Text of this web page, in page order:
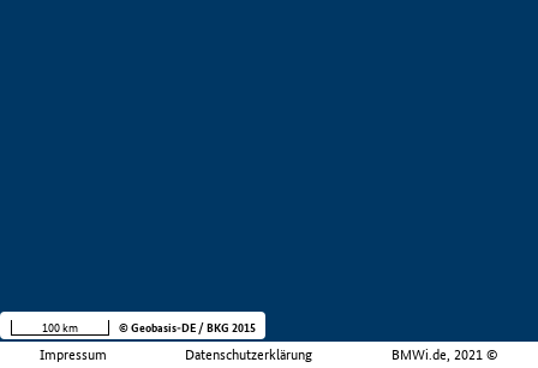
Impressum Datenschutzerklärung BMWi.de, 2021 ©
100 km © Geobasis-DE / BKG 2015